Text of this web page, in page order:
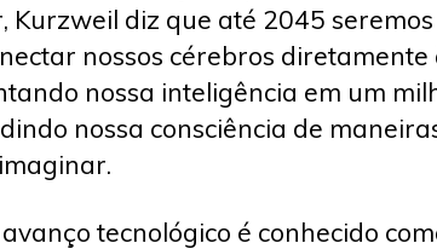
Kurzweil diz que até 2045 seremos
nossos cérebros diretamente
nossa inteligência em um
nossa consciência de
tecnológico é conhecido